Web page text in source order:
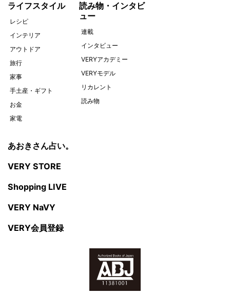
ライフスタイル
レシピ
インテリア
アウトドア
旅行
家事
手土産・ギフト
お金
家電
読み物・インタビ
ュー
連載
インタビュー
VERYアカデミー
VERYモデル
リカレント
読み物
あおきさん占い。
VERY STORE
Shopping LIVE
VERY NaVY
VERY会員登録